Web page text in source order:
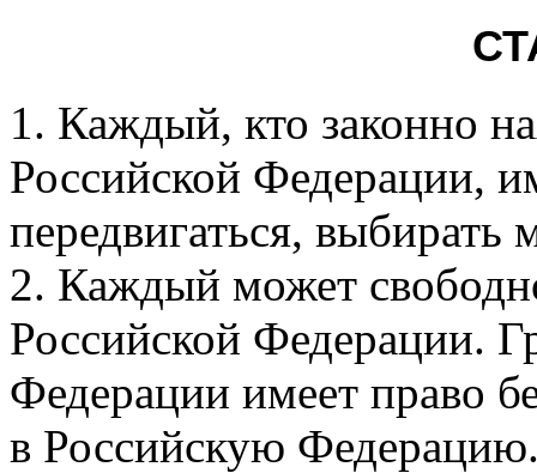
1. Каждый, кто законно
Российской Федерации,
передвигаться, выбирать
2. Каждый может
Российской Федерации.
Федерации имеет право
в Российскую